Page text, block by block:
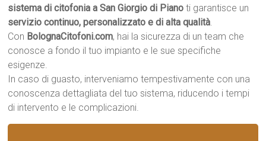
sistema di citofonia a San Giorgio di Piano ti garantisce un
servizio continuo, personalizzato e di alta qualità.
Con BolognaCitofoni.com, hai la sicurezza di un team che
conosce a fondo il tuo impianto e le sue specifiche
esigenze.
In caso di guasto, interveniamo tempestivamente con una
conoscenza dettagliata del tuo sistema, riducendo i tempi
di intervento e le complicazioni.